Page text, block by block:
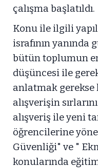
çalışma başlatıldı.
Konu ile ilgili
israfının yanında
bütün toplumun
düşüncesi ile
anlatmak
alışverişin
alışveriş ile yeni
öğrencilerine
Güvenliği" ve "
konularında